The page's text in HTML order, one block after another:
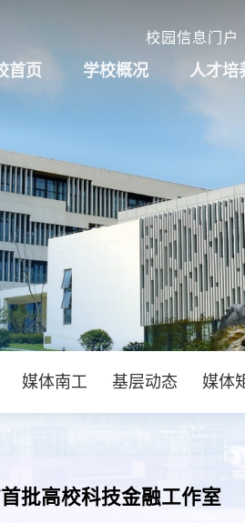
校园信息门户
首页 学校概况 人才培
媒体南工 基层动态 媒体
批高校科技金融工作室